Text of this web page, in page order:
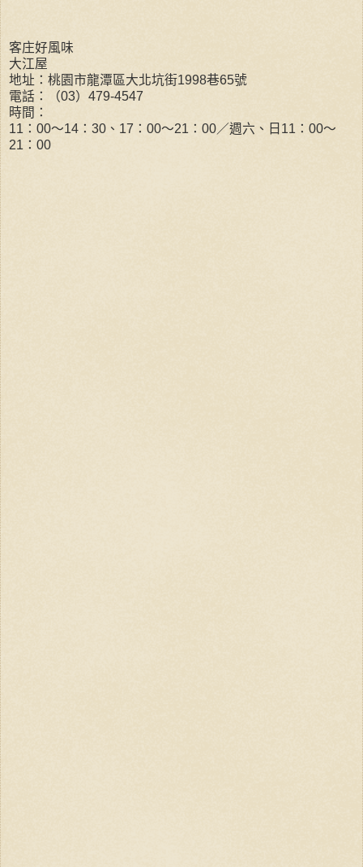
客庄好風味
大江屋
地址：桃園市龍潭區大北坑街1998巷65號
電話：
（03） 479-4547
時間：
11 ： 00～14 ： 30 、 17 ： 00～21 ： 00／週六、日 11 ： 00～
21 ： 00